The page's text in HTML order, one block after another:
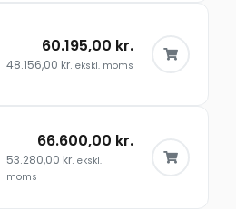
60.195,00 kr.
48.156,00 kr. ekskl. moms
66.600,00 kr.
53.280,00 kr. ekskl.
moms